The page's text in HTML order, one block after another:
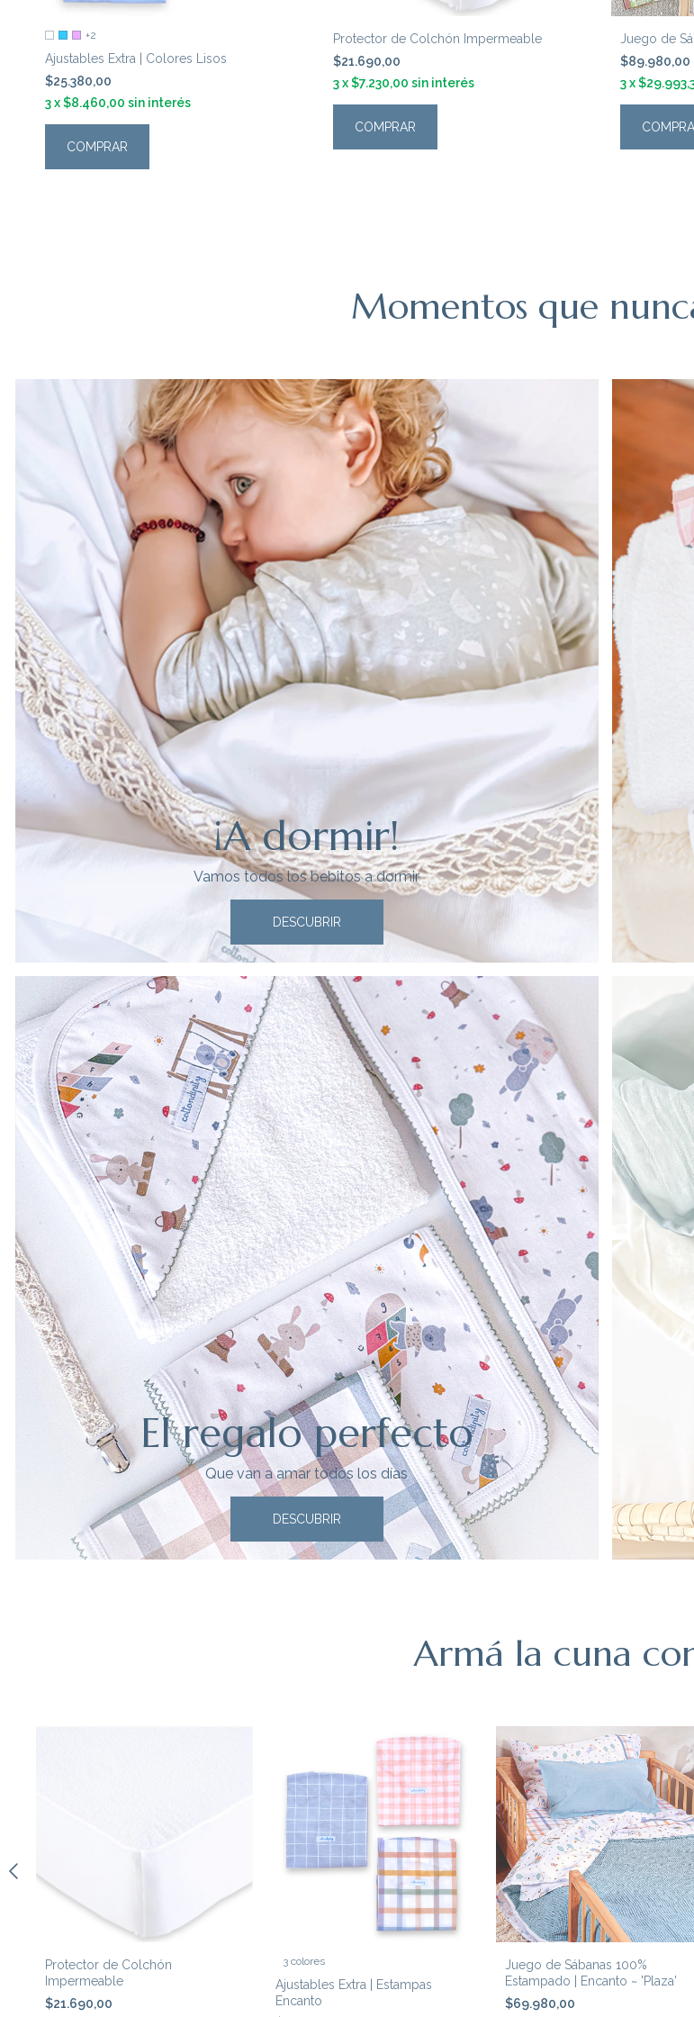
+2
Ajustables Extra | Colores Lisos
$25.380,00
3x$8.460,00 sin interés
COMPRAR
Protector de Colchón Impermeable
$21.690,00
3 x$7.230,00 sin interés
COMPRAR
Juego de
$89.980,00
3x
Momentos que
¡A dormir!
Vamos todos los bebitos a dormir
DESCUBRIR
El regalo perfecto
Que van a amar todos los días
DESCUBRIR
Armá la cuna
Protector de Colchón
Impermeable
$21.690,00
3 colores
Ajustables Extra | Estampas
Encanto
Juego de Sábanas 100%
Estampado | Encanto ~ 'Plaza'
$69.980,00